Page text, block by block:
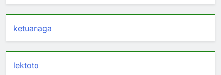
ketuanaga
lektoto